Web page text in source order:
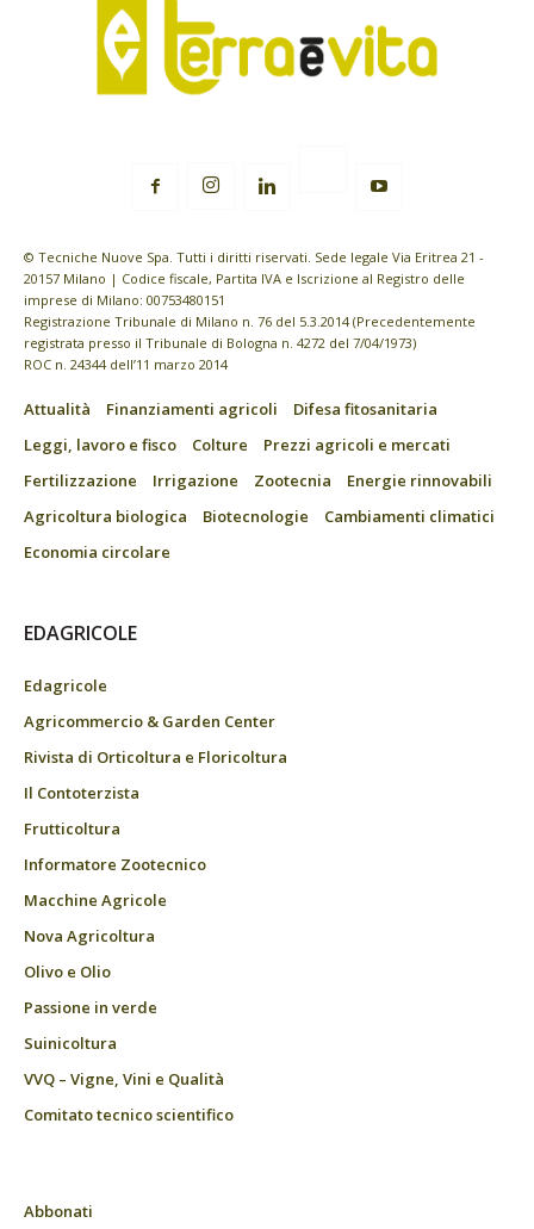
© Tecniche Nuove Spa. Tutti i diritti riservati. Sede legale Via Eritrea 21 -
20157 Milano | Codice fiscale, Partita IVA e Iscrizione al Registro delle
imprese di Milano: 00753480151
Registrazione Tribunale di Milano n. 76 del 5.3.2014 (Precedentemente
registrata presso il Tribunale di Bologna n. 4272 del 7/04/1973)
ROC n. 24344 dell’11 marzo 2014
Attualità Finanziamenti agricoli
Difesa fitosanitaria
Leggi, lavoro e fisco
Colture
Prezzi agricoli e mercati
Fertilizzazione
Irrigazione Zootecnia
Energie rinnovabili
Agricoltura biologica
Biotecnologie
Cambiamenti climatici
Economia circolare
EDAGRICOLE
Edagricole
Agricommercio & Garden Center
Rivista di Orticoltura e Floricoltura
Il Contoterzista
Frutticoltura
Informatore Zootecnico
Macchine Agricole
Nova Agricoltura
Olivo e Olio
Passione in verde
Suinicoltura
VVQ – Vigne, Vini e Qualità
Comitato tecnico scientifico
Abbonati